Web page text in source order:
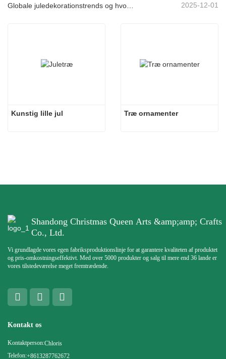
2025-12-01
Kunstig lille jul Træ ornamenter
Shandong Christmas Queen Arts &amp;amp; Crafts
Co., Ltd.
Vi grundlagde vores egen fabriksproduktionslinje for at garantere kvaliteten af ​​produktet
og pris-omkostningseffektivt. Med over 5000 produkter og salg til mere end 36 lande er
vores tilstedeværelse meget fremtrædende.
Kontakt os
Kontaktperson:Chloris
Telefon:+8613287762672